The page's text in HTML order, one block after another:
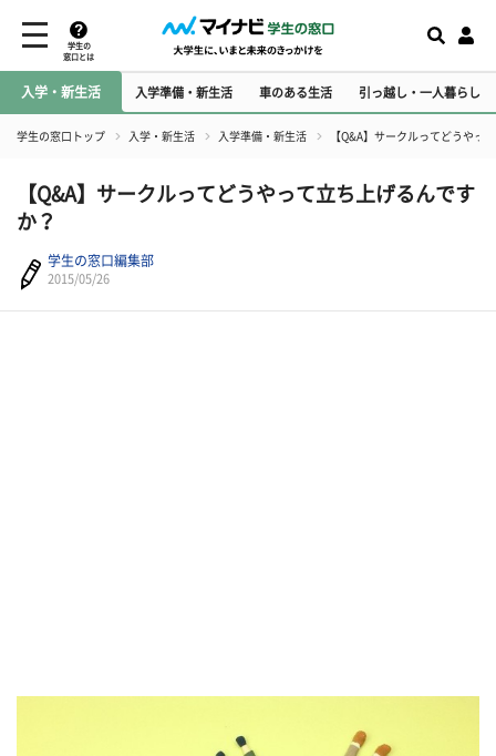
学生の
窓口とは
入学・新生活 入学準備・新生活 車のある生活 引っ越し・一人暮らし
学生の窓口トップ 入学・新生活 入学準備・新生活 【Q&A】サークルってどうやっ
【Q&A】サークルってどうやって立ち上げるんです
か？
学生の窓口編集部
2015/05/26